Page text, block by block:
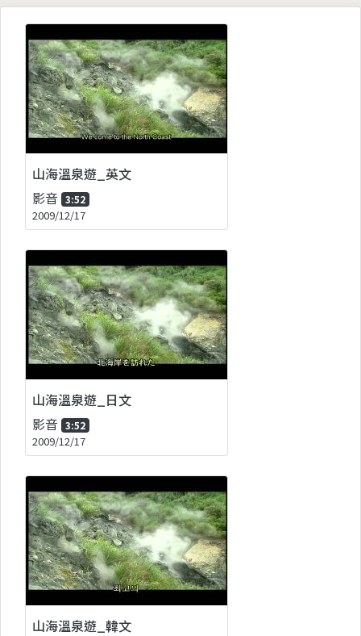
山海溫泉遊_英文
影音 3:52
2009/12/17
山海溫泉遊_日文
影音 3:52
2009/12/17
山海溫泉遊_韓文